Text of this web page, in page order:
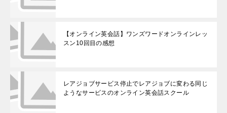
【オンライン英会話】ワンズワードオンラインレッ
スン10回目の感想
レアジョブサービス停止でレアジョブに変わる同じ
ようなサービスのオンライン英会話スクール